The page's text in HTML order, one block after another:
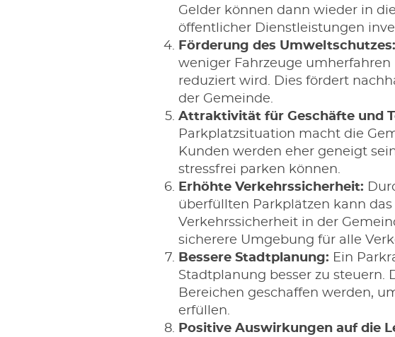
Gelder können dann wieder in
öffentlicher Dienstleistungen
Förderung des Umweltschutzes:
weniger Fahrzeuge
reduziert wird. Dies fördert
der Gemeinde.
Attraktivität für Geschäfte und
Parkplatzsituation macht die
Kunden werden eher geneigt
stressfrei parken können.
Erhöhte Verkehrssicherheit:
überfüllten Parkplätzen kann
Verkehrssicherheit in der
sicherere Umgebung für alle
Bessere Stadtplanung: Ein
Stadtplanung besser zu steuern.
Bereichen geschaffen werden,
erfüllen.
Positive Auswirkungen auf die